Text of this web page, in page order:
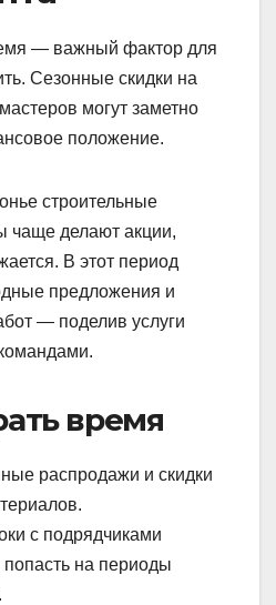
— важный фактор для
Сезонные скидки на
могут заметно
положение.
строительные
чаще делают акции,
В этот период
предложения и
— поделив услуги
время
распродажи и скидки
с подрядчиками
на периоды